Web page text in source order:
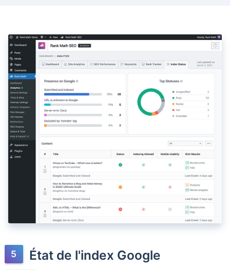
État de l'index Google